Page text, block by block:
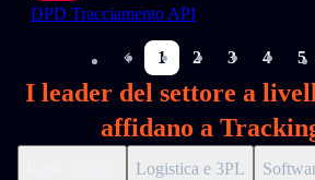
DPD Tracciamento API
1 2 3 4 5
I leader del settore a
affidano a
Logistica e 3PL